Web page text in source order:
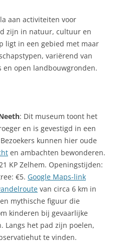
aan activiteiten voor
zijn in natuur, cultuur en
ligt in een gebied met maar
variërend van
en open landbouwgronden.
: Dit museum toont het
en is gevestigd in een
kunnen hier oude
en ambachten bewonderen.
KP Zelhem. Openingstijden:
€5. Google Maps-link
van circa 6 km in
mythische figuur die
kinderen bij gevaarlijke
Langs het pad zijn poelen,
te vinden.